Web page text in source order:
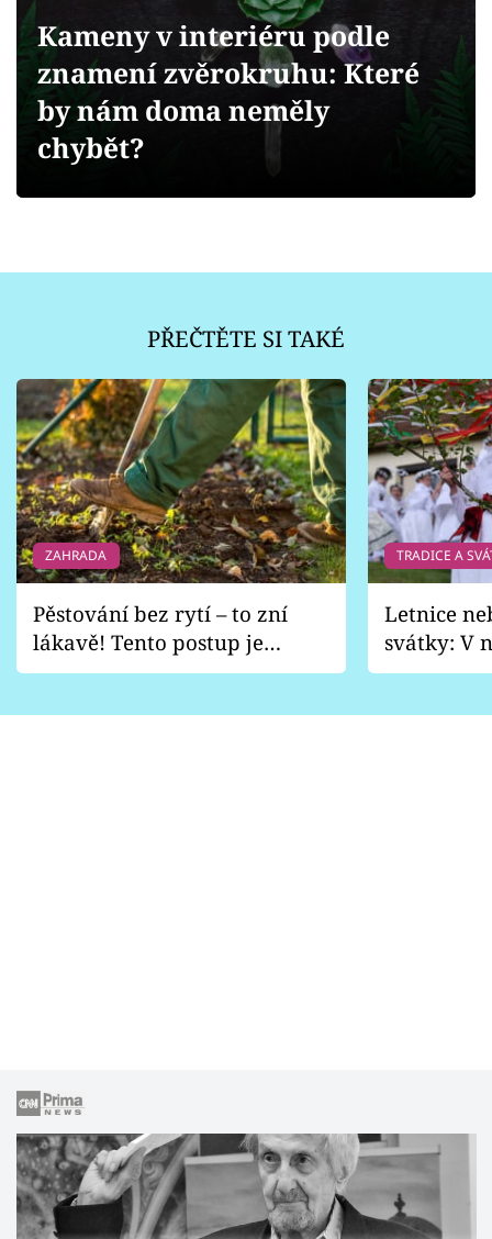
Přihlášení
Sledujte nás
Kameny v interiéru podle
znamení zvěrokruhu: Které
by nám doma neměly
chybět?
PŘEČTĚTE SI TAKÉ
ZAHRADA
Pěstování bez rytí – to zní
lákavě! Tento postup je
vhodný jen pro některé
TRADICE A
Letnice
svátky: V
pondělí